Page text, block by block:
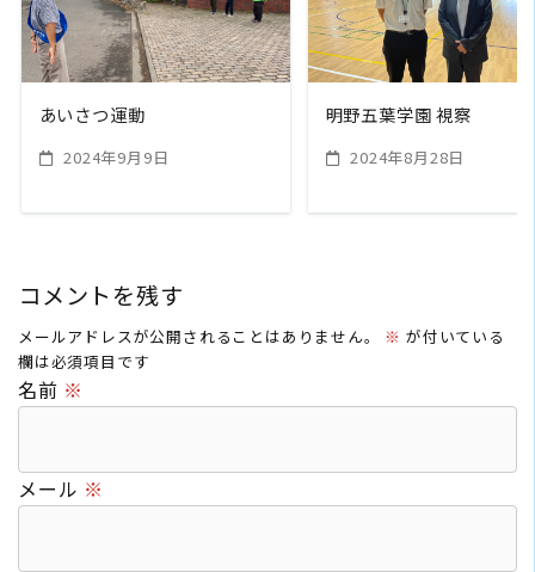
READ MORE
あいさつ運動
2024年9月9日
READ MORE
明野五葉学園 視察
2024年8月28日
コメントを残す
メールアドレスが公開されることはありません。 ※ が付いている
欄は必須項目です
名前 ※
メール ※